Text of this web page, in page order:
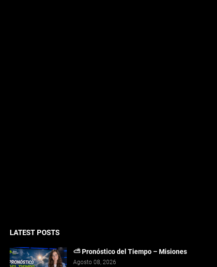
LATEST POSTS
⛅ Pronóstico del Tiempo – Misiones
Agosto 08, 2026